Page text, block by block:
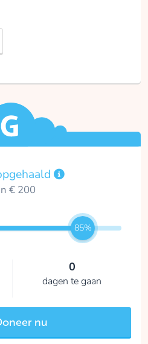
€ 200
85%
0
dagen te gaan
nu